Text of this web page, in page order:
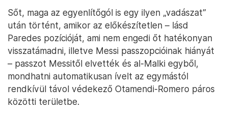
Sőt, maga az egyenlítőgól is egy ilyen „vadászat”
után történt, amikor az előkészítetlen – lásd
Paredes pozícióját, ami nem engedi őt hatékonyan
visszatámadni, illetve Messi passzopcióinak hiányát
– passzot Messitől elvették és al-Malki egyből,
mondhatni automatikusan ívelt az egymástól
rendkívül távol védekező Otamendi-Romero páros
közötti területbe.